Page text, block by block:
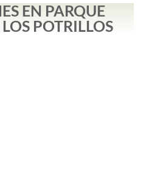
EN PARQUE
POTRILLOS